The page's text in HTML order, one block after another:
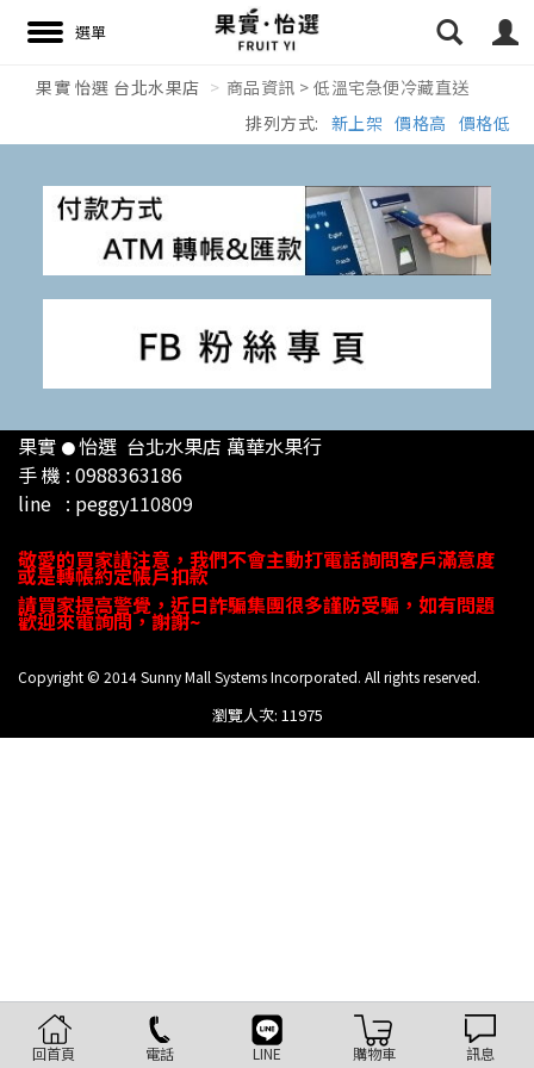
搜尋
回首頁 電話 LINE 購物車 訊息
果實 怡選 台北水果店
商品資訊 > 低溫宅急便冷藏直送
價格低
價格高
新上架
排列方式:
果實 ●怡選 台北水果店 萬華水果行
手 機 : 0988363186
line : peggy110809
敬愛的買家請注意， 我們不會主動打電話詢問客戶滿意度
或是轉帳約定帳戶扣款
請買家提高警覺，近日詐騙集團很多謹防受騙，如有問題
歡迎來電詢問，謝謝~
Copyright © 2014 Sunny Mall Systems Incorporated. All rights reserved.
瀏覽人次: 11975